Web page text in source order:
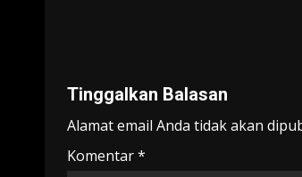
Tinggalkan Balasan
Alamat email Anda tidak akan
Komentar*